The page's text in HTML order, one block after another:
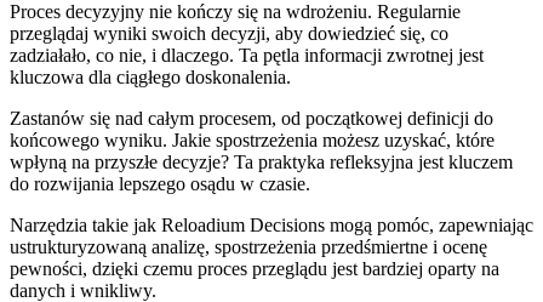
Proces decyzyjny nie kończy się na wdrożeniu. Regularnie
przeglądaj wyniki swoich decyzji, aby dowiedzieć się, co
zadziałało, co nie, i dlaczego. Ta pętla informacji zwrotnej jest
kluczowa dla ciągłego doskonalenia.
Zastanów się nad całym procesem, od początkowej definicji do
końcowego wyniku. Jakie spostrzeżenia możesz uzyskać, które
wpłyną na przyszłe decyzje? Ta praktyka refleksyjna jest kluczem
do rozwijania lepszego osądu w czasie.
Narzędzia takie jak Reloadium Decisions mogą pomóc, zapewniając
ustrukturyzowaną analizę, spostrzeżenia przedśmiertne i ocenę
pewności, dzięki czemu proces przeglądu jest bardziej oparty na
danych i wnikliwy.